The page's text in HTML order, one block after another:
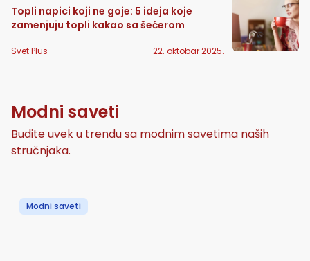
Topli napici koji ne goje: 5 ideja koje
zamenjuju topli kakao sa šećerom
Svet Plus 22. oktobar 2025.
Modni saveti
Budite uvek u trendu sa modnim savetima naših
stručnjaka.
Modni saveti